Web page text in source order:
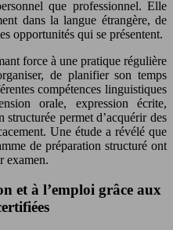
que professionnel. Elle
dans la langue étrangère, de
opportunités qui se présentent.
force à une pratique régulière
de planifier son temps
compétences linguistiques
orale, expression écrite,
permet d’acquérir des
Une étude a révélé que
de préparation structuré ont
examen.
et à l’emploi grâce aux